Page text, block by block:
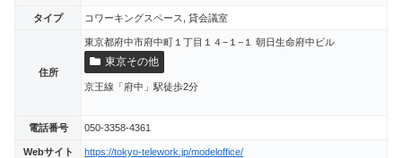
タイプ コワーキングスペース, 貸会議室
住所
東京都府中市府中町１丁目１４−１−１ 朝日生命府中ビル
東京その他
京王線「府中」駅徒歩2分
電話番号 050-3358-4361
Webサイト https://tokyo-telework.jp/modeloffice/